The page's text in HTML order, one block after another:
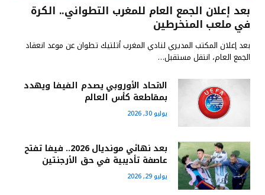
بعد إعلان الجمع العام للمغرب التطواني.. الكرة
في ملعب المنخرطين
بعد إعلان المكتب المديري لنادي المغرب أتلتيك تطوان عن موعد انعقاد
الجمع العام، انتقل مستقبل…
الاتحاد الأوروبي يصدم الفيفا ويهدد
بمقاطعة كأس العالم
يوليو 30, 2026
بعد نهائي مونديال 2026.. فيفا تفتح
عاصفة تأديبية في حق الأرجنتين
يوليو 29, 2026